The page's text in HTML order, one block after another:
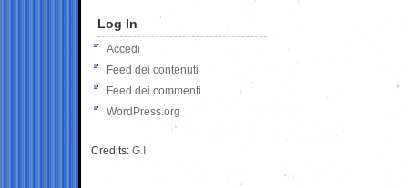
Log In
Accedi
Feed dei contenuti
Feed dei commenti
WordPress.org
Credits: G.I